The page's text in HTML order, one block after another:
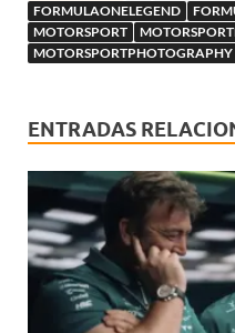
FORMULAONELEGEND
MOTORSPORT
MOTORSPORTPHOTOGRAPHY
ENTRADAS